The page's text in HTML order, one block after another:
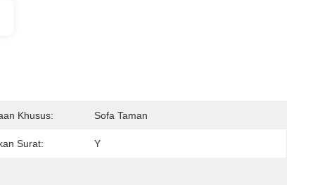
Khusus: Sofa Taman
Surat: Y